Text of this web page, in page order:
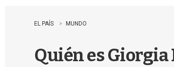
EL PAÍS MUNDO
Quién es